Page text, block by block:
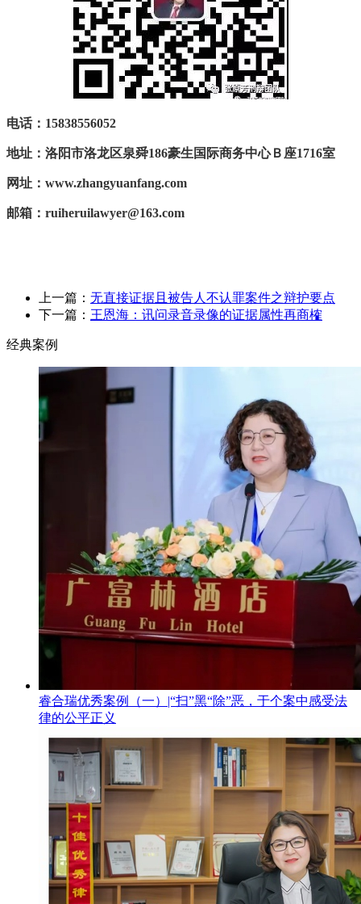
电话：15838556052
地址： 洛阳市洛龙区泉舜186豪生国际商务中心Ｂ座1716室
网址： www.zhangyuanfang.com
邮箱： ruiheruilawyer@163.com
上一篇： 无直接证据且被告人不认罪案件之辩护要点
下一篇： 王恩海：讯问录音录像的证据属性再商榷​
经典案例
睿合瑞优秀案例（一）|“扫”黑“除”恶，于个案中感受法
律的公平正义